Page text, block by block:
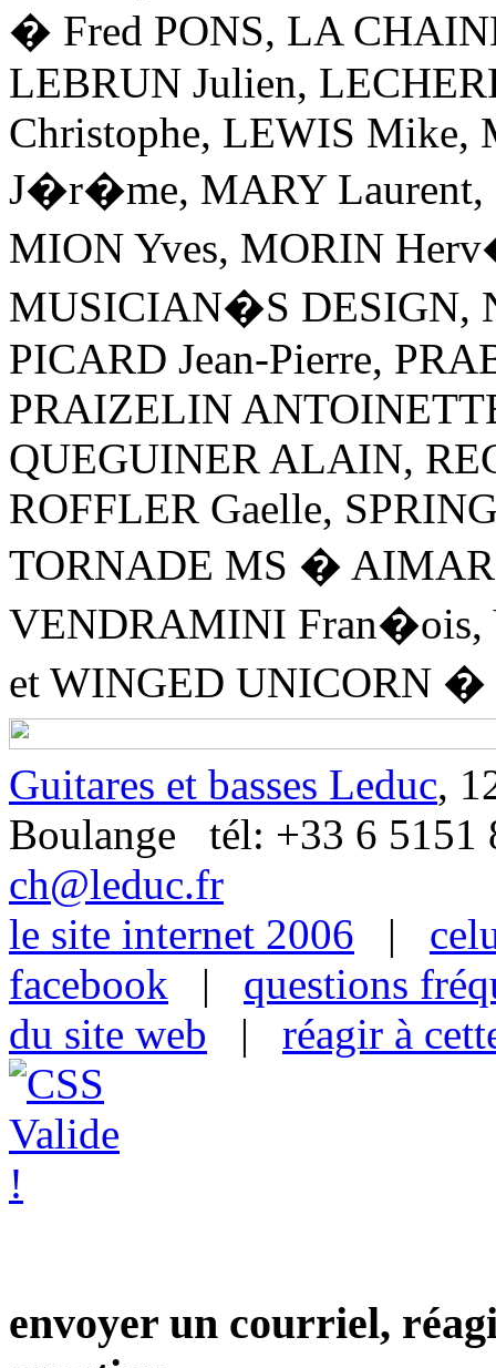
� Fred PONS, LA
LEBRUN Julien,
Christophe, LEWIS Mike,
J�r�me, MARY Laurent,
MION Yves, MORIN
MUSICIAN�S DESIGN,
PICARD Jean-Pierre,
PRAIZELIN
QUEGUINER ALAIN,
ROFFLER Gaelle,
TORNADE MS �
VENDRAMINI Fran�ois,
et WINGED UNICORN �
Guitares et basses Leduc,
Boulange tél: +33 6
ch@leduc.fr
le site internet 2006 |
facebook | questions
du site web | réagir à
envoyer un courriel,